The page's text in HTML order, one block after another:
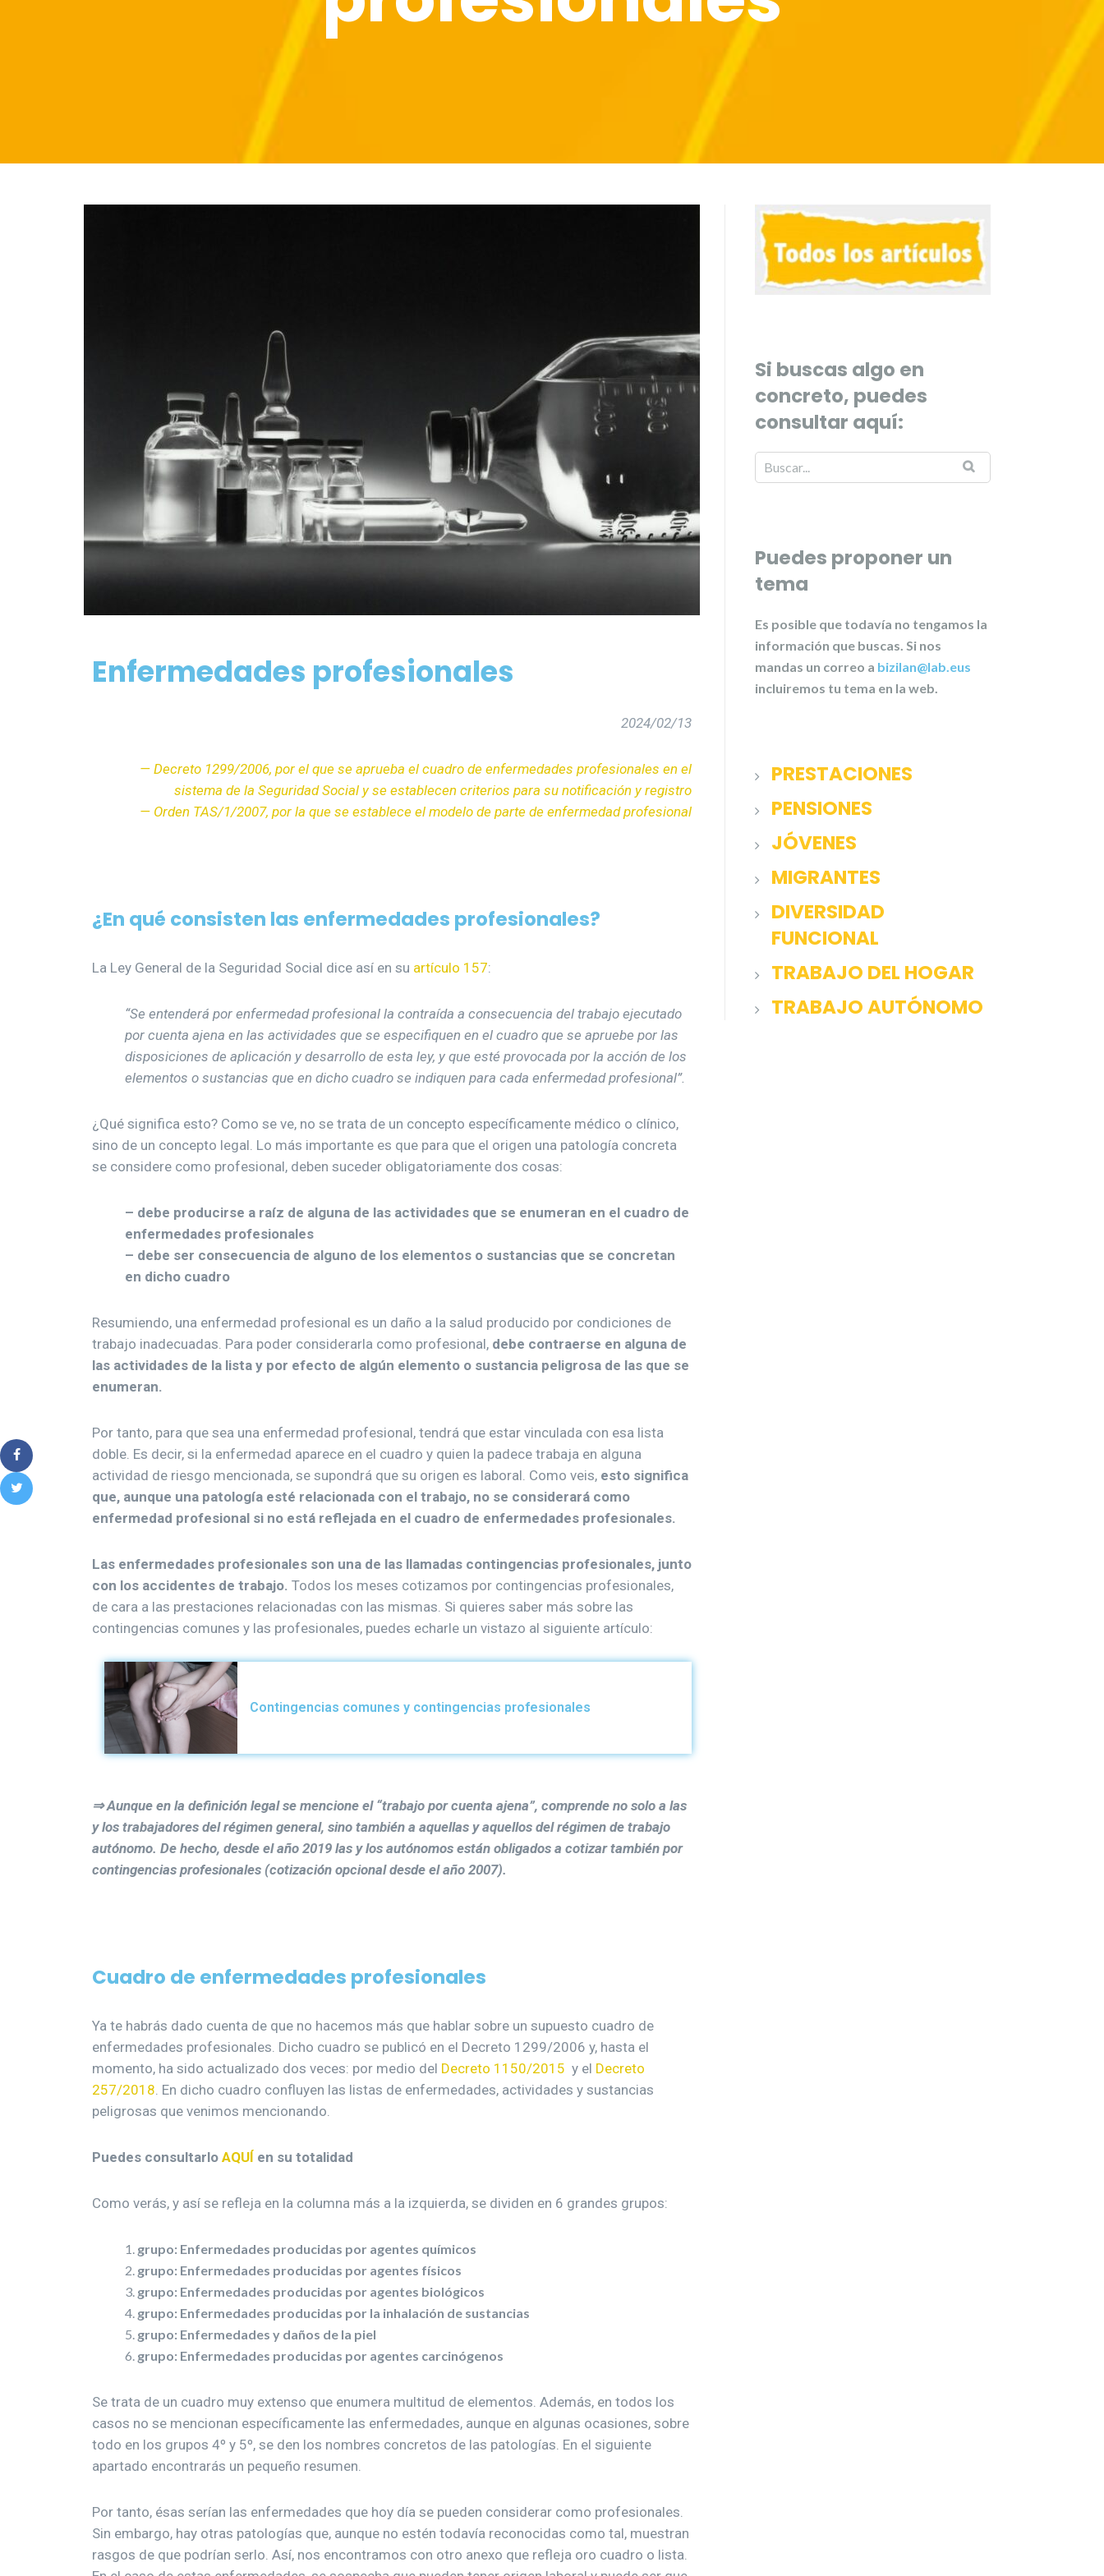
Enfermedades profesionales
2024/02/13
— Decreto 1299/2006, por el que se aprueba el cuadro de enfermedades profesionales en el
sistema de la Seguridad Social y se establecen criterios para su notificación y registro
— Orden TAS/1/2007, por la que se establece el modelo de parte de enfermedad profesional
¿En qué consisten las enfermedades profesionales?
La Ley General de la Seguridad Social dice así en su artículo 157:
“Se entenderá por enfermedad profesional la contraída a consecuencia del trabajo ejecutado
por cuenta ajena en las actividades que se especifiquen en el cuadro que se apruebe por las
disposiciones de aplicación y desarrollo de esta ley, y que esté provocada por la acción de los
elementos o sustancias que en dicho cuadro se indiquen para cada enfermedad profesional”.
¿Qué significa esto? Como se ve, no se trata de un concepto específicamente médico o clínico,
sino de un concepto legal. Lo más importante es que para que el origen una patología concreta
se considere como profesional, deben suceder obligatoriamente dos cosas:
– debe producirse a raíz de alguna de las actividades que se enumeran en el cuadro de
enfermedades profesionales
– debe ser consecuencia de alguno de los elementos o sustancias que se concretan
en dicho cuadro
Resumiendo, una enfermedad profesional es un daño a la salud producido por condiciones de
trabajo inadecuadas. Para poder considerarla como profesional, debe contraerse en alguna de
las actividades de la lista y por efecto de algún elemento o sustancia peligrosa de las que se
enumeran.
Por tanto, para que sea una enfermedad profesional, tendrá que estar vinculada con esa lista
doble. Es decir, si la enfermedad aparece en el cuadro y quien la padece trabaja en alguna
actividad de riesgo mencionada, se supondrá que su origen es laboral. Como veis, esto significa
que, aunque una patología esté relacionada con el trabajo, no se considerará como
enfermedad profesional si no está reflejada en el cuadro de enfermedades profesionales.
Las enfermedades profesionales son una de las llamadas contingencias profesionales, junto
con los accidentes de trabajo. Todos los meses cotizamos por contingencias profesionales,
de cara a las prestaciones relacionadas con las mismas. Si quieres saber más sobre las
contingencias comunes y las profesionales, puedes echarle un vistazo al siguiente artículo:
Contingencias comunes y contingencias profesionales
⇒ Aunque en la definición legal se mencione el “trabajo por cuenta ajena”, comprende no solo a las
y los trabajadores del régimen general, sino también a aquellas y aquellos del régimen de trabajo
autónomo. De hecho, desde el año 2019 las y los autónomos están obligados a cotizar también por
contingencias profesionales (cotización opcional desde el año 2007).
Cuadro de enfermedades profesionales
Ya te habrás dado cuenta de que no hacemos más que hablar sobre un supuesto cuadro de
enfermedades profesionales. Dicho cuadro se publicó en el Decreto 1299/2006 y, hasta el
momento, ha sido actualizado dos veces: por medio del Decreto 1150/2015 y el Decreto
257/2018 . En dicho cuadro confluyen las listas de enfermedades, actividades y sustancias
peligrosas que venimos mencionando.
Puedes consultarlo AQUÍ en su totalidad
Como verás, y así se refleja en la columna más a la izquierda, se dividen en 6 grandes grupos:
grupo: Enfermedades producidas por agentes químicos
grupo: Enfermedades producidas por agentes físicos
grupo: Enfermedades producidas por agentes biológicos
grupo: Enfermedades producidas por la inhalación de sustancias
grupo: Enfermedades y daños de la piel
grupo: Enfermedades producidas por agentes carcinógenos
Se trata de un cuadro muy extenso que enumera multitud de elementos. Además, en todos los
casos no se mencionan específicamente las enfermedades, aunque en algunas ocasiones, sobre
todo en los grupos 4º y 5º, se den los nombres concretos de las patologías. En el siguiente
apartado encontrarás un pequeño resumen.
Por tanto, ésas serían las enfermedades que hoy día se pueden considerar como profesionales.
Sin embargo, hay otras patologías que, aunque no estén todavía reconocidas como tal, muestran
rasgos de que podrían serlo. Así, nos encontramos con otro anexo que refleja oro cuadro o lista.
Si buscas algo en
concreto, puedes
consultar aquí:
Puedes proponer un
tema
Es posible que todavía no tengamos la
información que buscas. Si nos
mandas un correo a bizilan@lab.eus
incluiremos tu tema en la web.
PRESTACIONES
PENSIONES
JÓVENES
MIGRANTES
DIVERSIDAD
FUNCIONAL
TRABAJO DEL HOGAR
TRABAJO AUTÓNOMO